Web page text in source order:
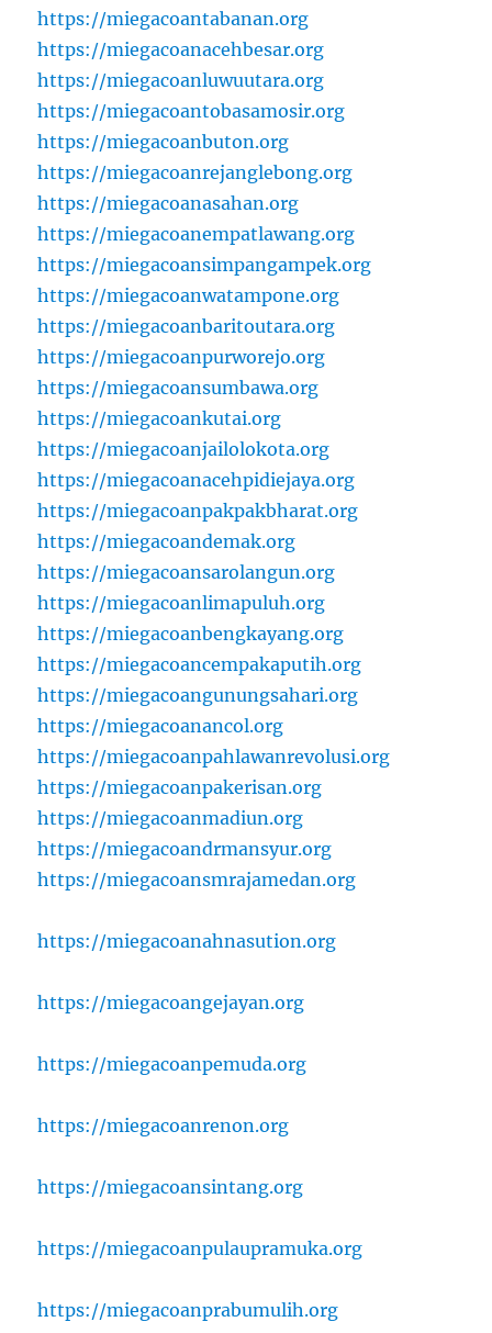
https://miegacoantabanan.org
https://miegacoanacehbesar.org
https://miegacoanluwuutara.org
https://miegacoantobasamosir.org
https://miegacoanbuton.org
https://miegacoanrejanglebong.org
https://miegacoanasahan.org
https://miegacoanempatlawang.org
https://miegacoansimpangampek.org
https://miegacoanwatampone.org
https://miegacoanbaritoutara.org
https://miegacoanpurworejo.org
https://miegacoansumbawa.org
https://miegacoankutai.org
https://miegacoanjailolokota.org
https://miegacoanacehpidiejaya.org
https://miegacoanpakpakbharat.org
https://miegacoandemak.org
https://miegacoansarolangun.org
https://miegacoanlimapuluh.org
https://miegacoanbengkayang.org
https://miegacoancempakaputih.org
https://miegacoangunungsahari.org
https://miegacoanancol.org
https://miegacoanpahlawanrevolusi.org
https://miegacoanpakerisan.org
https://miegacoanmadiun.org
https://miegacoandrmansyur.org
https://miegacoansmrajamedan.org
https://miegacoanahnasution.org
https://miegacoangejayan.org
https://miegacoanpemuda.org
https://miegacoanrenon.org
https://miegacoansintang.org
https://miegacoanpulaupramuka.org
https://miegacoanprabumulih.org